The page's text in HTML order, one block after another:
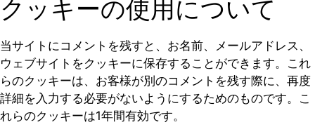
クッキーの使用について
当サイトにコメントを残すと、お名前、メールアドレス、
ウェブサイトをクッキーに保存することができます。これ
らのクッキーは、お客様が別のコメントを残す際に、再度
詳細を入力する必要がないようにするためのものです。こ
れらのクッキーは1年間有効です。